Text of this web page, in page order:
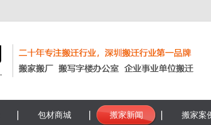
包材商城 搬家新闻 搬家案